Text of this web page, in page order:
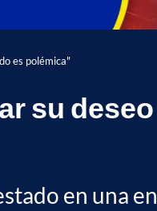
es polémica"
su
en una